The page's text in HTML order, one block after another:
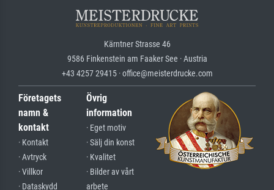
Kärntner Strasse 46
9586 Finkenstein am Faaker See · Austria
+43 4257 29415 · office@meisterdrucke.com
Företagets
namn &
kontakt
· Kontakt
· Avtryck
· Villkor
· Dataskydd
Övrig
information
· Eget motiv
· Sälj din konst
· Kvalitet
· Bilder av vårt
arbete